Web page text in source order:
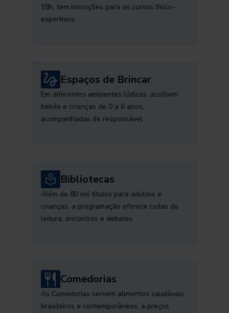
18h, tem inscrições para os cursos físico-
esportivos
Espaços de Brincar
Em diferentes ambientes lúdicos, acolhem
bebês e crianças de 0 a 6 anos,
acompanhadas de responsável
Bibliotecas
Além de 80 mil títulos para adultos e
crianças, a programação oferece rodas de
leitura, encontros e debates
Comedorias
As Comedorias servem alimentos saudáveis,
brasileiros e contemporâneos, a preços